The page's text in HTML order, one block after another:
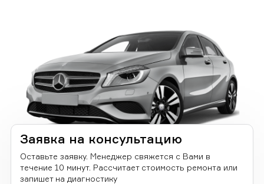
Заявка на консультацию
Оставьте заявку. Менеджер свяжется с Вами в
течение 10 минут. Рассчитает стоимость ремонта или
запишет на диагностику